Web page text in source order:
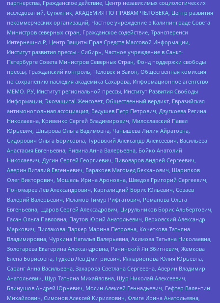
партнерства, Гражданское действие, Центр независимых социологических
исследований, Сутяжник, АКАДЕМИЯ ПО ПРАВАМ ЧЕЛОВЕКА, Центр развития
некоммерческих организаций, Частное учреждение в Калининграде Совета
Министров северных стран, Гражданское содействие, Трансперенси
Интернешнл-Р, Центр Защиты Прав Средств Массовой Информации,
Институт развития прессы - Сибирь, Частное учреждение в Санкт-
Петербурге Совета Министров Северных Стран, Фонд поддержки свободы
прессы, Гражданский контроль, Человек и Закон, Общественная комиссия
по сохранению наследия академика Сахарова, Информационное агентство
МЕМО. РУ, Институт региональной прессы, Институт Развития Свободы
Информации, Экозащита!-Женсовет, Общественный вердикт, Евразийская
антимонопольная ассоциация, Бедушев Петр Петрович, Дзугкоева Регина
Николаевна, Кривенко Сергей Владимирович, Милославский Павел
Юрьевич, Шнырова Ольга Вадимовна, Чанышева Лилия Айратовна,
Сидорович Ольга Борисовна, Туровский Александр Алексеевич, Васильева
Анастасия Евгеньевна, Ривина Анна Валерьевна, Бойко Анатолий
Николаевич, Дугин Сергей Георгиевич, Пивоваров Андрей Сергеевич,
Аверин Виталий Евгеньевич, Барахоев Магомед Бекханович, Шарипков
Олег Викторович, Мошель Ирина Ароновна, Шведов Григорий Сергеевич,
Пономарев Лев Александрович, Каргалицкий Борис Юльевич, Созаев
Валерий Валерьевич, Исламов Тимур Рифгатович, Романова Ольга
Евгеньевна, Щаров Сергей Алексадрович, Цирульников Борис Альбертович,
Гасан Ольга Павловна, Паутов Юрий Анатольевич, Верховский Александр
Маркович, Пислакова-Паркер Марина Петровна, Кочеткова Татьяна
Владимировна, Чуркина Наталья Валерьевна, Акимова Татьяна Николаевна,
Золотарева Екатерина Александровна, Рачинский Ян Збигневич, Жемкова
Елена Борисовна, Гудков Лев Дмитриевич, Илларионова Юлия Юрьевна,
Саранг Анна Васильевна, Захарова Светлана Сергеевна, Аверин Владимир
Анатольевич, Щур Татьяна Михайловна, Щур Николай Алексеевич,
Блинушов Андрей Юрьевич, Мосин Алексей Геннадьевич, Гефтер Валентин
Михайлович, Симонов Алексей Кириллович, Флиге Ирина Анатольевна,